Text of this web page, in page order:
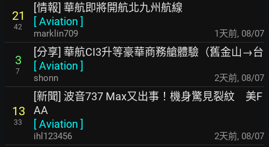
21
42
[情報] 華航即將開航北九州航線
[Aviation ]
marklin709 1天前, 08/07
3
7
[分享] 華航CI3升等豪華商務艙體驗（舊金山→台
[Aviation ]
shonn 2天前, 08/07
13
33
[新聞] 波音737 Max又出事！機身驚見裂紋 美F
AA
[Aviation ]
ihl123456 2天前, 08/07